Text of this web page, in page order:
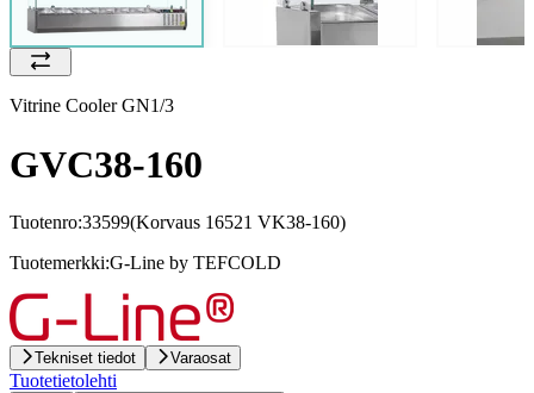
Vitrine Cooler GN1/3
GVC38-160
Tuotenro:33599(Korvaus 16521 VK38-160)
Tuotemerkki:G-Line by TEFCOLD
Tekniset tiedot Varaosat
Tuotetietolehti